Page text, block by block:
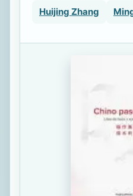
Huijing Zhang